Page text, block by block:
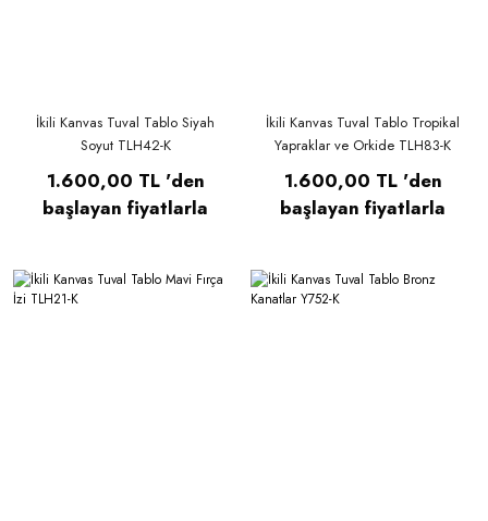
İkili Kanvas Tuval Tablo Siyah
Soyut TLH42-K
1.600,00 TL 'den
başlayan fiyatlarla
İkili Kanvas Tuval Tablo Tropikal
Yapraklar ve Orkide TLH83-K
1.600,00 TL 'den
başlayan fiyatlarla